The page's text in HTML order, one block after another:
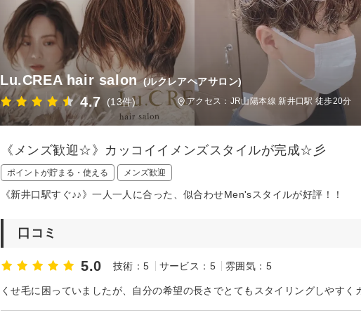
Lu.CREA hair salon (ルクレアヘアサロン)
4.7 (13件) アクセス：JR山陽本線 新井口駅 徒歩20分
《メンズ歓迎☆》カッコイイメンズスタイルが完成☆彡
ポイントが貯まる・使える メンズ歓迎
《新井口駅すぐ♪♪》一人一人に合った、似合わせMen'sスタイルが好評！！
口コミ
5.0 技術：5 サービス：5 雰囲気：5